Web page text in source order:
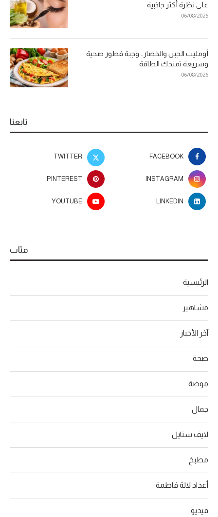
على نظرة أكثر جاذبية
06/08/2026
أومليت الجبن والخضار.. وجبة فطور صحية
وسريعة تمنحك الطاقة
06/08/2026
تابعنا
FACEBOOK
TWITTER
INSTAGRAM
PINTEREST
LINKEDIN
YOUTUBE
فئات
الرئيسية
مشاهير
آخر الأخبار
صحة
موضة
جمال
لايف ستايل
مطبخ
أعداد لالة فاطمة
فيديو